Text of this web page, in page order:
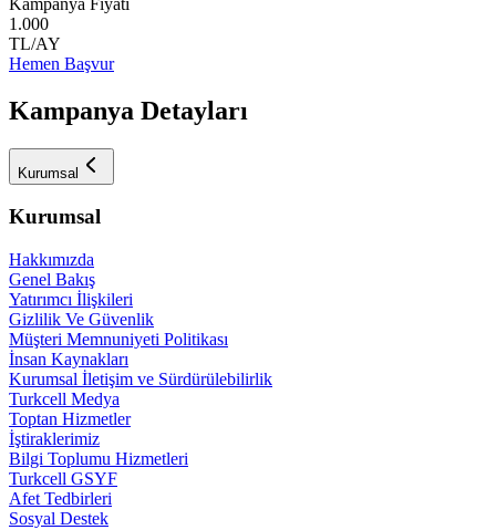
1.000
TL/AY
Hemen Başvur
Kampanya Detayları
Kurumsal
Kurumsal
Hakkımızda
Genel Bakış
Yatırımcı İlişkileri
Gizlilik Ve Güvenlik
Müşteri Memnuniyeti Politikası
İnsan Kaynakları
Kurumsal İletişim ve Sürdürülebilirlik
Turkcell Medya
Toptan Hizmetler
İştiraklerimiz
Bilgi Toplumu Hizmetleri
Turkcell GSYF
Afet Tedbirleri
Sosyal Destek